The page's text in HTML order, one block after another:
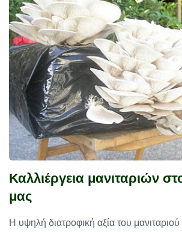
Καλλιέργεια μανιταριών
μας
Η υψηλή διατροφική αξία του μανιταριού